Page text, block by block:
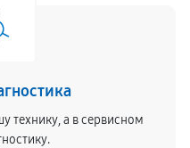
технику, а в сервисном